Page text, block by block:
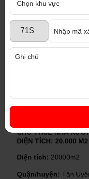
CHO THUÊ NHÀ
DIỆN TÍCH: 20.000
Diện tích: 20000m2
Quận/huyện: Tân